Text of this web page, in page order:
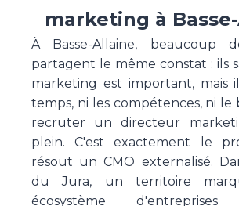
marketing à
À Basse-Allaine, beaucoup
partagent le même constat : ils
marketing est important, mais
temps, ni les compétences, ni
recruter un directeur
plein. C'est exactement le
résout un CMO externalisé.
du Jura, un territoire
écosystème d'entreprises